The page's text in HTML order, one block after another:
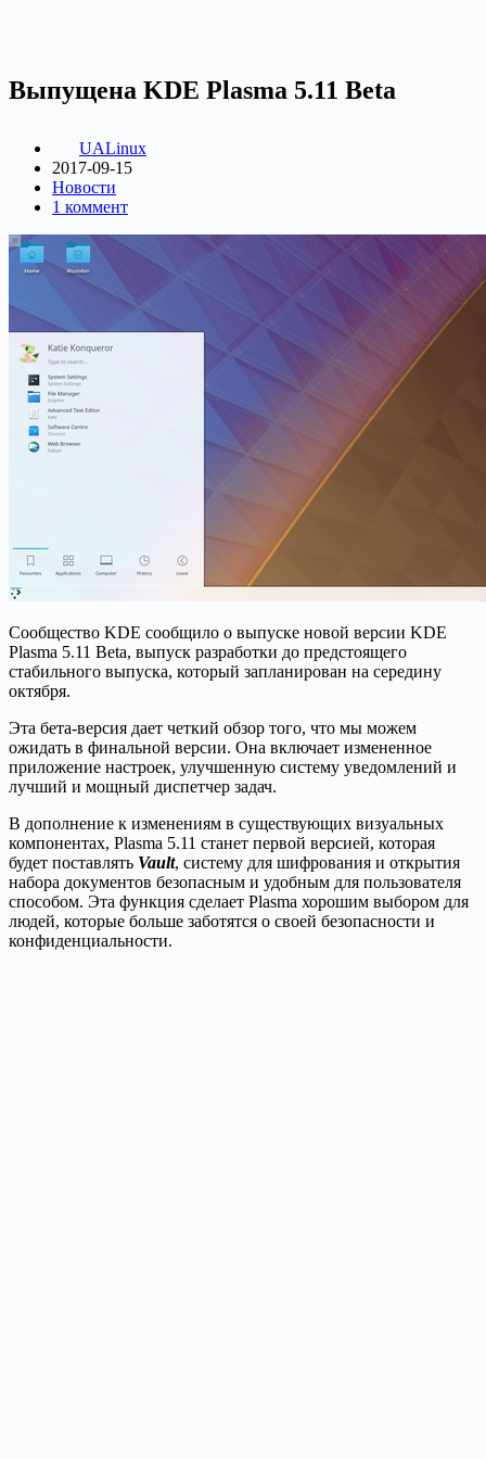
Выпущена KDE Plasma 5.11 Beta
UALinux
2017-09-15
Новости
1 коммент
Сообщество KDE сообщило о выпуске новой версии KDE
Plasma 5.11 Beta, выпуск разработки до предстоящего
стабильного выпуска, который запланирован на середину
октября.
Эта бета-версия дает четкий обзор того, что мы можем
ожидать в финальной версии. Она включает измененное
приложение настроек, улучшенную систему уведомлений и
лучший и мощный диспетчер задач.
В дополнение к изменениям в существующих визуальных
компонентах, Plasma 5.11 станет первой версией, которая
будет поставлять Vault, систему для шифрования и открытия
набора документов безопасным и удобным для пользователя
способом. Эта функция сделает Plasma хорошим выбором для
людей, которые больше заботятся о своей безопасности и
конфиденциальности.